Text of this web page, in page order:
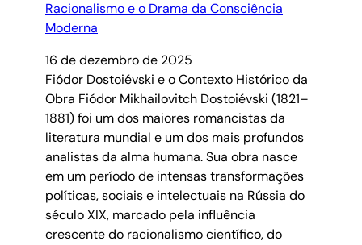
16 de dezembro de 2025
Fiódor Dostoiévski e o Contexto Histórico da
Obra Fiódor Mikhailovitch Dostoiévski (1821–
1881) foi um dos maiores romancistas da
literatura mundial e um dos mais profundos
analistas da alma humana. Sua obra nasce
em um período de intensas transformações
políticas, sociais e intelectuais na Rússia do
século XIX, marcado pela influência
crescente do racionalismo científico, do